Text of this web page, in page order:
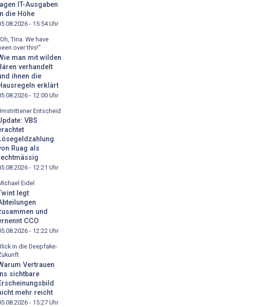
IT-Ausgaben
die Höhe
- 15:54Uhr
Tina. We have
over this!"
man mit wilden
verhandelt
ihnen die
erklärt
- 12:00 Uhr
Entscheid
VBS
Ruag als
- 12:21 Uhr
Eidel
legt
und
CCO
- 12:22 Uhr
in die Deepfake-
Vertrauen
sichtbare
mehr reicht
- 15:27 Uhr